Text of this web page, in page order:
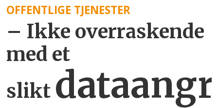
OFFENTLIGE TJENESTER
– Ikke overraskende
med et
slikt